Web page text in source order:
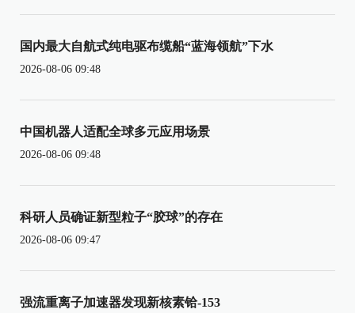
国内最大自航式纯电驱布缆船“蓝海领航”下水
2026-08-06 09:48
中国机器人适配全球多元应用场景
2026-08-06 09:48
科研人员确证新型粒子“胶球”的存在
2026-08-06 09:47
强流重离子加速器发现新核素铪-153